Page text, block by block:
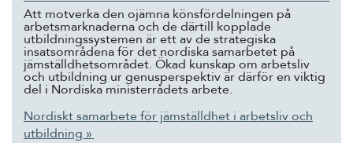
Att motverka den ojämna könsfördelningen på
arbetsmarknaderna och de därtill kopplade
utbildningssystemen är ett av de strategiska
insatsområdena för det nordiska samarbetet på
jämställdhetsområdet. Ökad kunskap om arbetsliv
och utbildning ur genusperspektiv är därför en viktig
del i Nordiska ministerrådets arbete.
Nordiskt samarbete för jämställdhet i arbetsliv och
utbildning »